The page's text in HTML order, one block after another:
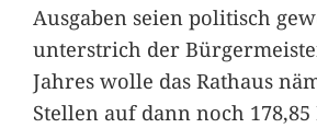
Ausgaben seien politisch
unterstrich der
Jahres wolle das Rathaus
Stellen auf dann noch 178,85